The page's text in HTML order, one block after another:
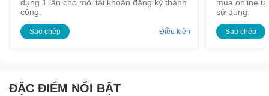
dụng 1 lần cho mỗi tài khoản đăng ký thành
công.
Sao chép Điều kiện
mua online
sử dụng.
Sao chép
ĐẶC ĐIỂM NỔI BẬT